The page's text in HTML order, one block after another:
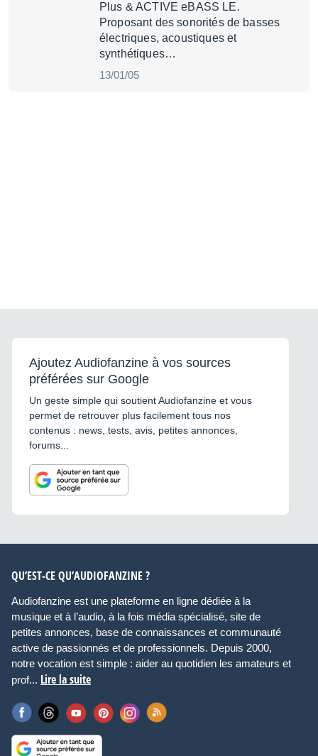
Plus & ACTIVE eBASS LE.
Proposant des sonorités de basses
électriques, acoustiques et
synthétiques…
13/01/05
Ajoutez Audiofanzine à vos sources
préférées sur Google
Un geste simple qui soutient Audiofanzine et vous
permet de retrouver plus facilement tous nos
contenus : news, tests, avis, petites annonces,
forums...
QU’EST-CE QU’AUDIOFANZINE ?
Audiofanzine est une plateforme en ligne dédiée à la
musique et à l’audio, à la fois média spécialisé, site de
petites annonces, base de connaissances et communauté
active de passionnés et de professionnels. Depuis 2000,
notre vocation est simple : aider au quotidien les amateurs et
prof... Lire la suite